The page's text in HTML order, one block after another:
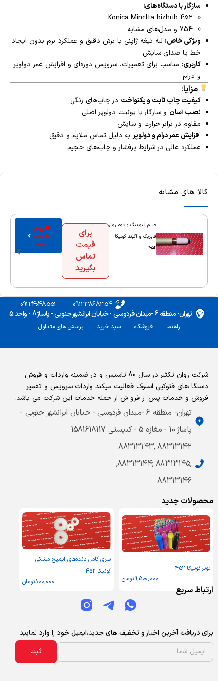
سازگار با دستگاه‌های:
Konica Minolta bizhub 452
754 و مدل‌های مشابه
ویژگی خاص: لبه تیغه ژاپنی با برش دقیق و عملکرد نرم بدون ایجاد
خط یا صدای سایش
کاربری: مناسب برای تعمیرات، سرویس دوره‌ای و افزایش عمر دولوپر
و درام
مزایا:
کیفیت چاپ ثابت و یکنواخت در چاپ‌های رنگی
نصب آسان و سازگار با یونیت دولوپر اصلی
مقاوم در برابر حرارت و سایش
افزایش عمر درام و دولوپر به دلیل تماس ملایم و دقیق
عملکرد عالی در شرایط پرفشار و چاپ‌های حجیم
کالا های مشابه
فیلم فیوزینگ و فوم رول
فابریک و اکبند کونیکا
452
برای
قیمت
تماس
بگیرید
افزودن
به سبد
خرید
تهران- منطقه 6 -میدان فردوسی - خیابان ایرانشهر جنوبی - پاساژ 8 - واحد 5
09123868354
09124048551
راهنما فروشگاه سبد خرید پرسش های متداول
شرکت روان تکثیر در سال 80 تاسیس و در ضمینه واردات و فروش
دستگا های فتوکپی استوک فعالیت میکند واردات سرویس و تعمیر
فروش و خدمات پس از فرو ش از جمله خدمات این شرکت می باشد.
تهران- منطقه 6 -میدان فردوسی - خیابان ایرانشهر جنوبی -
پاساژ 10 - مغازه 5 - کدپستی 1581618117
۸۸۳۱۳۱۴۲ ,۸۸۳۱۳۱۴۳
,۸۸۳۱۳۱۴۵ ,۸۸۳۱۳۱۴۴,
۸۸۳۱۳۱۴۶
محصولات جدید
تونر کونیکا 452
9,500,000تومان
سری کامل دنده‌های ایمیج مشکی
کونیکا 452
800,000تومان
ارتباط سریع
برای دریافت آخرین اخبار و تخفیف های جدید،ایمیل خود را وارد نمایید
ثبت